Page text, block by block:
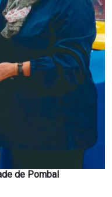
de Pombal